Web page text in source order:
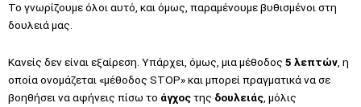
Το γνωρίζουμε όλοι αυτό, και όμως, παραμένουμε βυθισμένοι στη
δουλειά μας.
Κανείς δεν είναι εξαίρεση. Υπάρχει, όμως, μια μέθοδος 5 λεπτών , η
οποία ονομάζεται «μέθοδος STOP» και μπορεί πραγματικά να σε
βοηθήσει να αφήνεις πίσω το άγχοςτης δουλειάς , μόλις